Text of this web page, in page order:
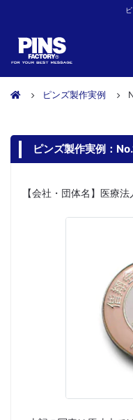
ピンズ製作実例
ピンズ製作実例：
【会社・団体名】医療